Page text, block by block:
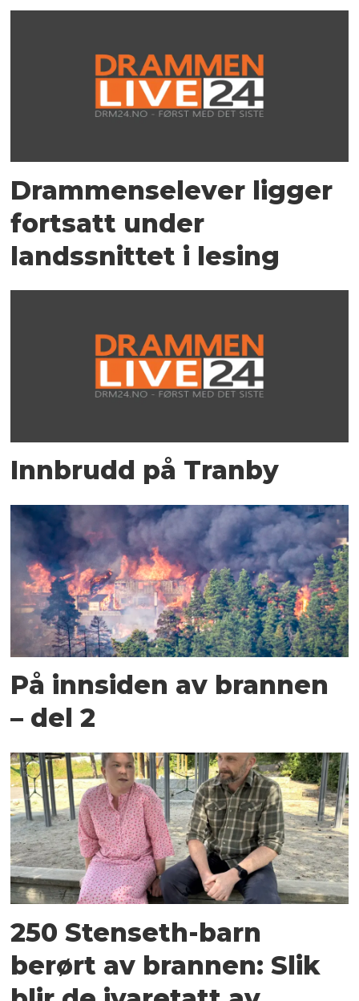
Drammenselever ligger
fortsatt under
landssnittet i lesing
Innbrudd på Tranby
På innsiden av brannen
– del 2
250 Stenseth-barn
berørt av brannen: Slik